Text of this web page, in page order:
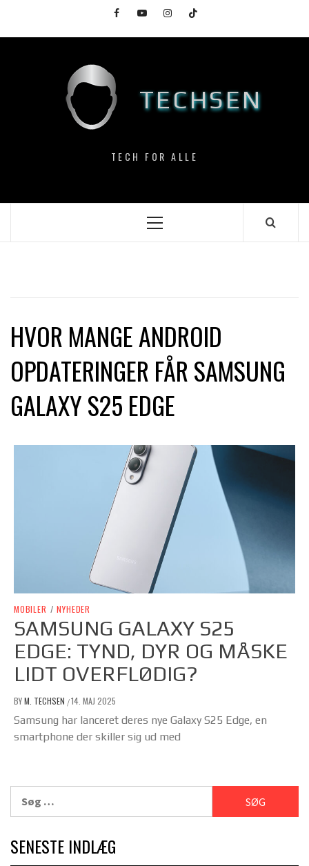
content
FacebookYouTubeInstagramTikTok
TECHSEN
TECH FOR ALLE
Primary
HVOR MANGE ANDROID
OPDATERINGER FÅR SAMSUNG
GALAXY S25 EDGE
MOBILER / NYHEDER
SAMSUNG GALAXY S25
EDGE: TYND, DYR OG MÅSKE
LIDT OVERFLØDIG?
BYM. TECHSEN /14. MAJ 2025
Samsung har lanceret deres nye Galaxy S25 Edge, en
smartphone der skiller sig ud med
efter:
SENESTE INDLÆG